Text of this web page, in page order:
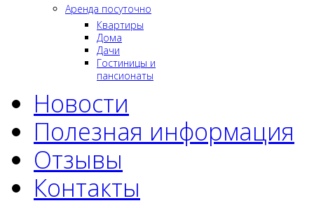
Аренда посуточно
Квартиры
Дома
Дачи
Гостиницы и
пансионаты
Новости
Полезная информация
Отзывы
Контакты